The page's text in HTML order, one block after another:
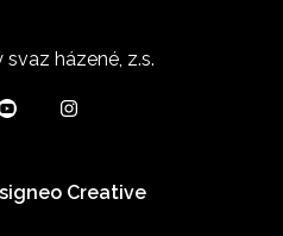
házené, z.s.
Creative